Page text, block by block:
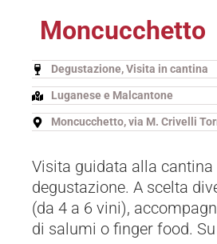
Moncucchetto
Degustazione, Visita in cantina
Luganese e Malcantone
Moncucchetto, via M. Crivelli
Visita guidata alla cantina
degustazione. A scelta
(da 4 a 6 vini),
di salumi o finger food.